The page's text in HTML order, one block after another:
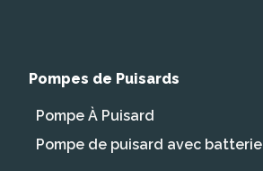
Pompes de Puisards
Pompe À Puisard
Pompe de puisard avec